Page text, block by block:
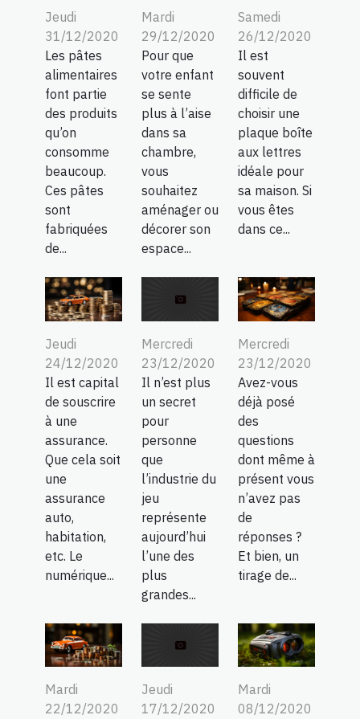
Jeudi
31/12/2020
Les pâtes
alimentaires
font partie
des produits
qu’on
consomme
beaucoup.
Ces pâtes
sont
fabriquées
de...
Mardi
29/12/2020
Pour que
votre enfant
se sente
plus à l’aise
dans sa
chambre,
vous
souhaitez
aménager ou
décorer son
espace...
Samedi
26/12/2020
Il est
souvent
difficile de
choisir une
plaque boîte
aux lettres
idéale pour
sa maison. Si
vous êtes
dans ce...
Jeudi
24/12/2020
Il est capital
de souscrire
à une
assurance.
Que cela soit
une
assurance
auto,
habitation,
etc. Le
numérique...
Mercredi
23/12/2020
Il n’est plus
un secret
pour
personne
que
l’industrie du
jeu
représente
aujourd’hui
l’une des
plus
grandes...
Mercredi
23/12/2020
Avez-vous
déjà posé
des
questions
dont même à
présent vous
n’avez pas
de
réponses ?
Et bien, un
tirage de...
Mardi
22/12/2020
Jeudi
17/12/2020
Mardi
08/12/2020